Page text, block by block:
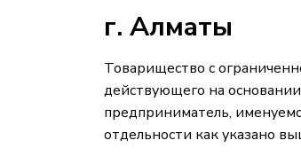
г. Алматы
Товарищество с
действующего на
предприниматель,
отдельности как указано